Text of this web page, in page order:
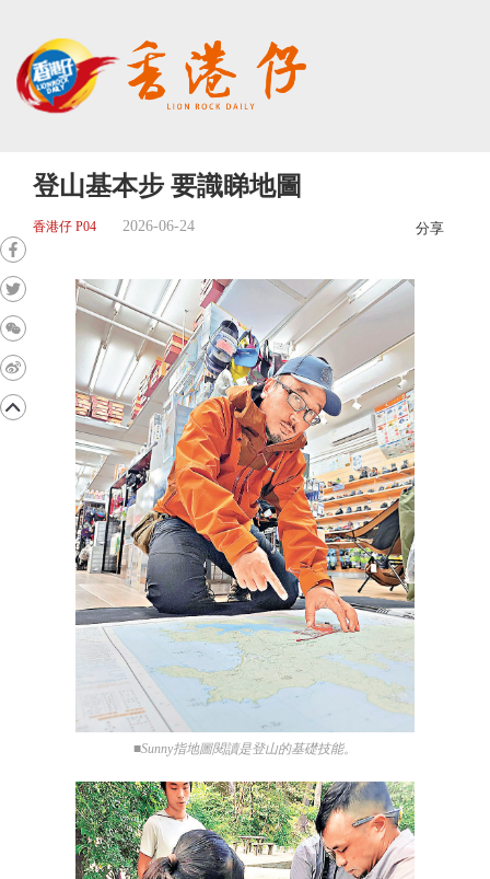
登山基本步 要識睇地圖
香港仔 P04 2026-06-24 分享
■Sunny指地圖閱讀是登山的基礎技能。